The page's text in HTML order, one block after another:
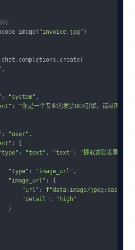
码
"invoice.jpg" )
,
: "system" ,
:
"你是一个专业的发票OCR引擎。请从图像
: "user" ,
: [
: "text" , "text" :
"提取这张发票中的
"type" : "image_url" ,
"image_url" : {
"url" : f"data:image/jpeg;base64,
"detail" :
"high"
}